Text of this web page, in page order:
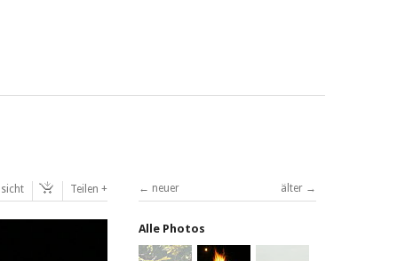
Teilen älter
neuer
Alle Photos